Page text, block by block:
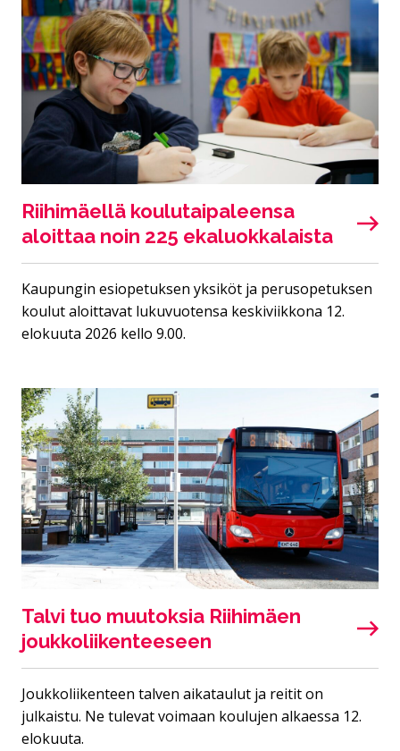
Riihimäellä koulutaipaleensa
aloittaa noin 225 ekaluokkalaista
Kaupungin esiopetuksen yksiköt ja perusopetuksen
koulut aloittavat lukuvuotensa keskiviikkona 12.
elokuuta 2026 kello 9.00.
Talvi tuo muutoksia Riihimäen
joukkoliikenteeseen
Joukkoliikenteen talven aikataulut ja reitit on
julkaistu. Ne tulevat voimaan koulujen alkaessa 12.
elokuuta.